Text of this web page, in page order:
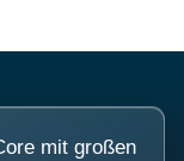
mit großen